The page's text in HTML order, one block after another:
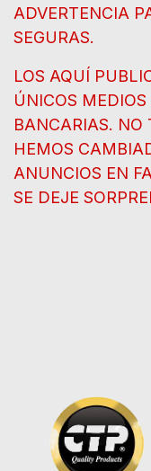
ADVERTENCIA
SEGURAS.
LOS AQUÍ
ÚNICOS
BANCARIAS. NO
HEMOS
ANUNCIOS EN
SE DEJE